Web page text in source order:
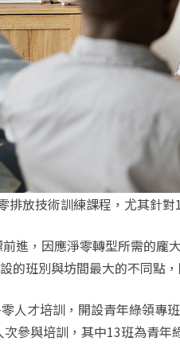
排放技術訓練課程，尤其針
前進，因應淨零轉型所需的龐大
的班別與坊間最大的不同點
人才培訓，開設青年綠領專
參與培訓，其中13班為青年